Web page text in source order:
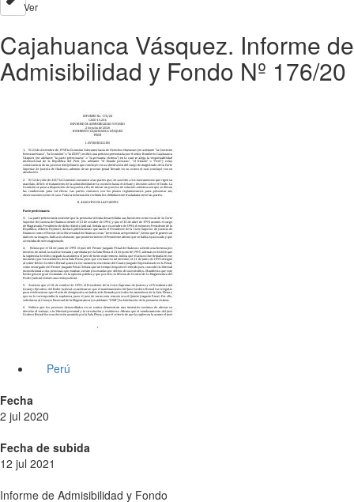
Ver
Cajahuanca Vásquez. Informe de
Admisibilidad y Fondo Nº 176/20
Perú
Fecha
2 jul 2020
Fecha de subida
12 jul 2021
Informe de Admisibilidad y Fondo